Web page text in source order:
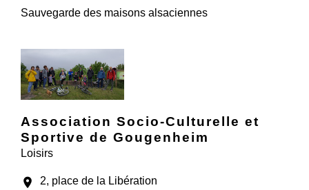
Sauvegarde des maisons alsaciennes
Association Socio-Culturelle et
Sportive de Gougenheim
Loisirs
location_on
2, place de la Libération